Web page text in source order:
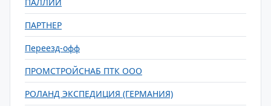
ПАРТНЕР
Переезд-офф
ПРОМСТРОЙСНАБ ПТК ООО
РОЛАНД ЭКСПЕДИЦИЯ (ГЕРМАНИЯ)